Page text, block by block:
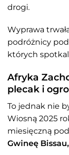
drogi.
Wyprawa
podróżnicy
których
Afryka
plecak i
To jednak nie
Wiosną 2025
miesięczną
Gwineę